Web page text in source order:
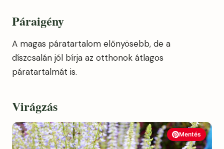
Páraigény
A magas páratartalom előnyösebb, de a
díszcsalán jól bírja az otthonok átlagos
páratartalmát is.
Virágzás
Mentés